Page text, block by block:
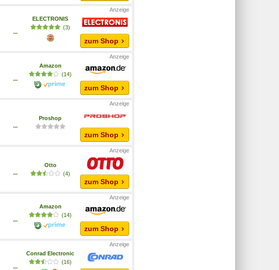
...
ELECTRONIS
(3)
zum Shop
...
Amazon
(14)
zum Shop
...
Proshop
zum Shop
...
Otto
(4)
zum Shop
...
Amazon
(14)
zum Shop
...
Conrad Electronic
(16)